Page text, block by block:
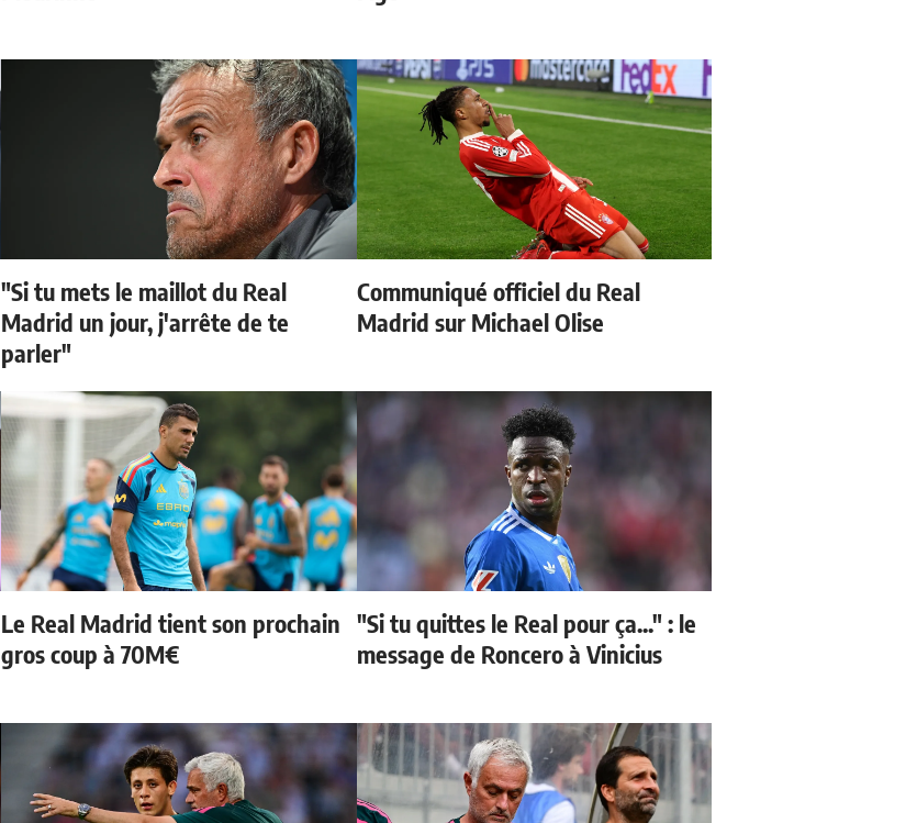
"Si tu mets le maillot du Real
Madrid un jour, j'arrête de te
parler"
Communiqué officiel du Real
Madrid sur Michael Olise
Le Real Madrid tient son prochain
gros coup à 70M€
"Si tu quittes le Real pour ça..." : le
message de Roncero à Vinicius